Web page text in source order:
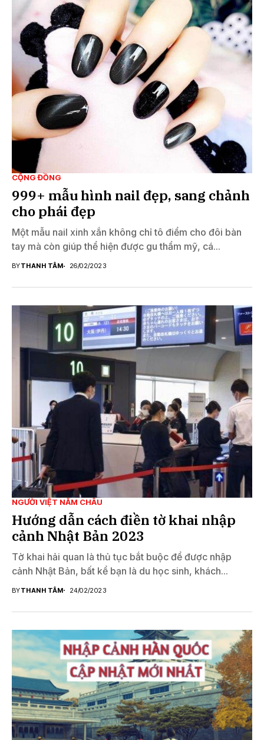
CỘNG ĐỒNG
999+ mẫu hình nail đẹp, sang chảnh
cho phái đẹp
Một mẫu nail xinh xắn không chỉ tô điểm cho đôi bàn
tay mà còn giúp thể hiện được gu thẩm mỹ, cá...
BYTHANH TÂM 26/02/2023
NGƯỜI VIỆT NĂM CHÂU
Hướng dẫn cách điền tờ khai nhập
cảnh Nhật Bản 2023
Tờ khai hải quan là thủ tục bắt buộc để được nhập
cảnh Nhật Bản, bất kể bạn là du học sinh, khách...
BYTHANH TÂM 24/02/2023